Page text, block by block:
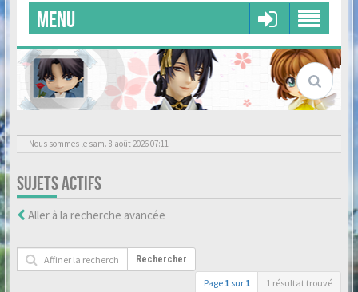
MENU
Nous sommes le sam. 8 août 2026 07:11
SUJETS ACTIFS
Aller à la recherche avancée
Rechercher
Page 1 sur 1 1 résultat trouvé